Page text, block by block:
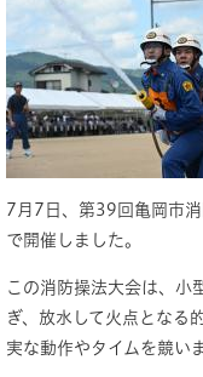
7月7日、第39回亀岡市
で開催しました。
この消防操法大会は、小
ぎ、放水して火点となる
実な動作やタイムを競いま